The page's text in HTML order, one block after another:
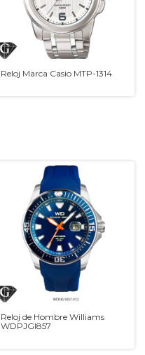
Reloj Marca Casio MTP-1314
Reloj de Hombre Williams
WDPJGI857